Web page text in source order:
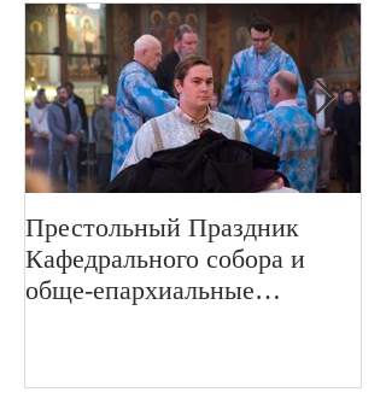
Престольный Праздник
Кафедрального собора и
обще-епархиальные